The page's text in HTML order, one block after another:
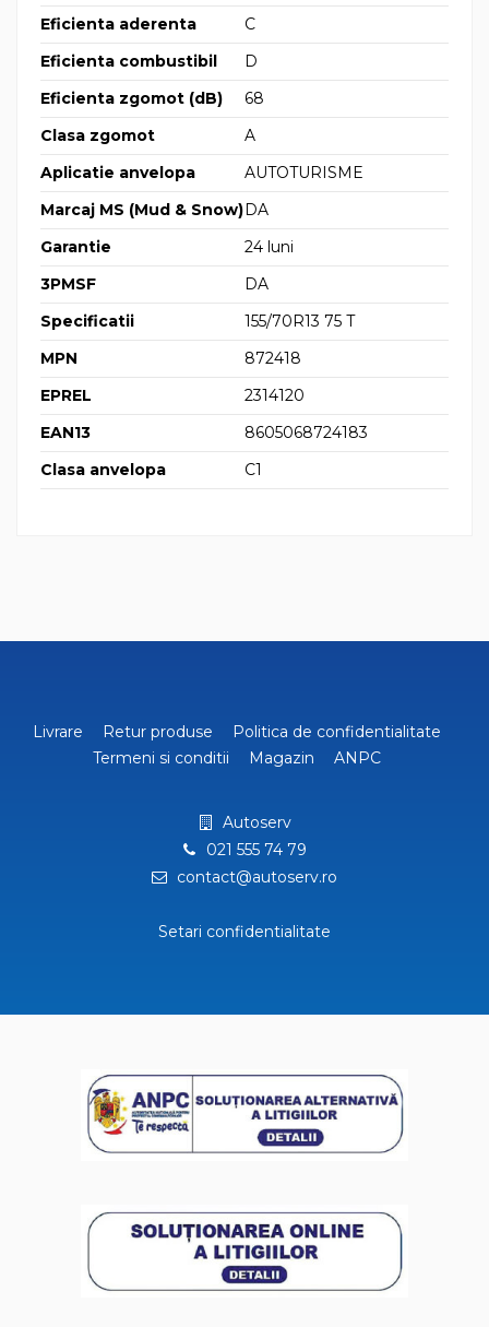
Eficienta aderenta
C
Eficienta combustibil
D
Eficienta zgomot (dB)
68
Clasa zgomot
A
Aplicatie anvelopa
AUTOTURISME
Marcaj MS (Mud & Snow)DA
Garantie
24 luni
3PMSF
DA
Specificatii
155/70R13 75 T
MPN
872418
EPREL
2314120
EAN13
8605068724183
Clasa anvelopa
C1
Livrare Retur produse
Politica de confidentialitate
Termeni si conditii
Magazin ANPC
Autoserv
021 555 74 79
contact@autoserv.ro
Setari confidentialitate